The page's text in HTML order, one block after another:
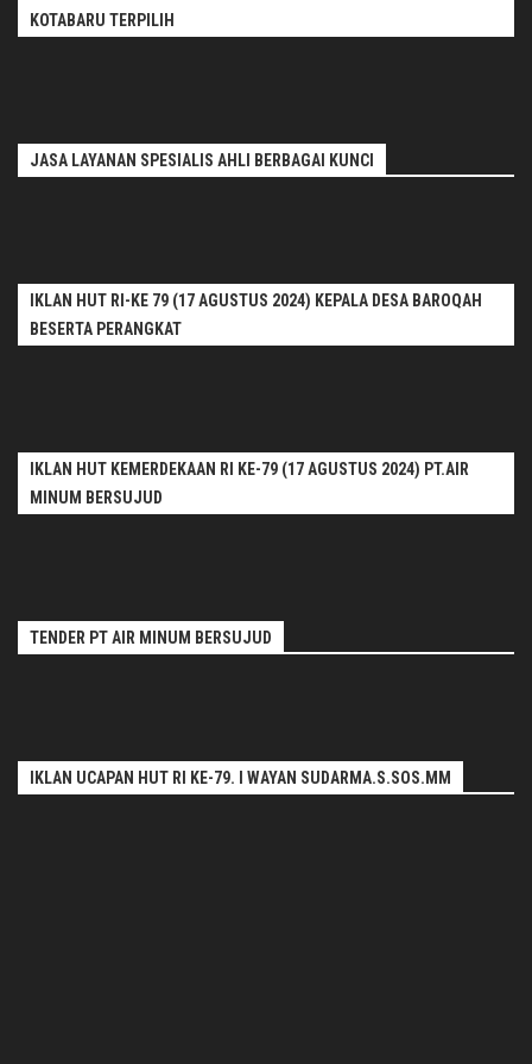
KOTABARU TERPILIH
JASA LAYANAN SPESIALIS AHLI BERBAGAI KUNCI
IKLAN HUT RI-KE 79 (17 AGUSTUS 2024) KEPALA DESA BAROQAH
BESERTA PERANGKAT
IKLAN HUT KEMERDEKAAN RI KE-79 (17 AGUSTUS 2024) PT.AIR
MINUM BERSUJUD
TENDER PT AIR MINUM BERSUJUD
IKLAN UCAPAN HUT RI KE-79. I WAYAN SUDARMA.S.SOS.MM